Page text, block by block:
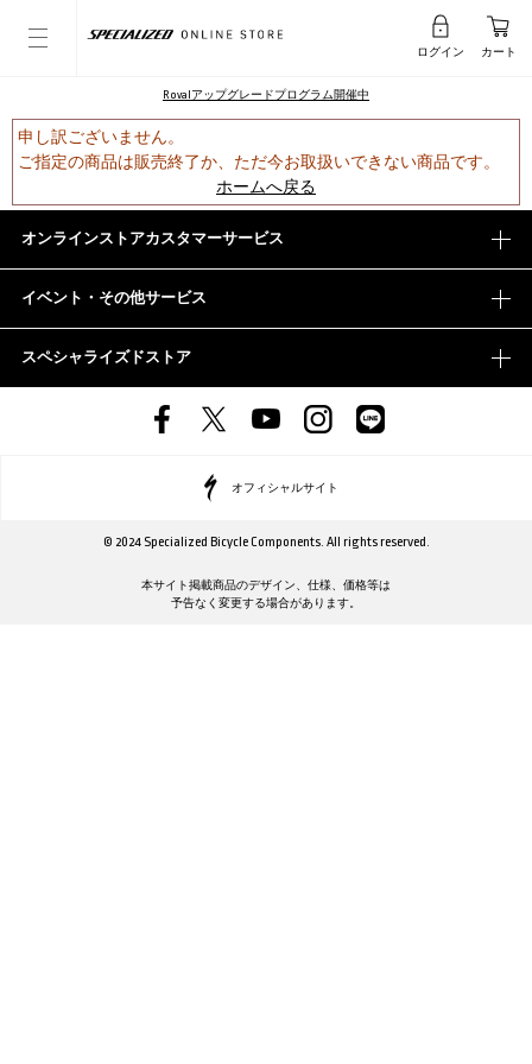
ログイン カート
Rovalアップグレードプログラム開催中
申し訳ございません。
ご指定の商品は販売終了か、ただ今お取扱いできない商品です。
ホームへ戻る
オンラインストアカスタマーサービス
イベント・その他サービス
スペシャライズドストア
オフィシャルサイト
© 2024 Specialized Bicycle Components. All rights reserved.
本サイト掲載商品のデザイン、仕様、価格等は
予告なく変更する場合があります。